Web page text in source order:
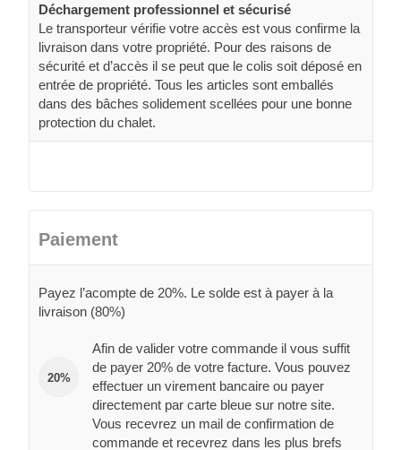
Déchargement professionnel et sécurisé
Le transporteur vérifie votre accès est vous confirme la
livraison dans votre propriété. Pour des raisons de
sécurité et d’accès il se peut que le colis soit déposé en
entrée de propriété. Tous les articles sont emballés
dans des bâches solidement scellées pour une bonne
protection du chalet.
Paiement
Payez l’acompte de 20%. Le solde est à payer à la
livraison (80%)
20%
Afin de valider votre commande il vous suffit
de payer 20% de votre facture. Vous pouvez
effectuer un virement bancaire ou payer
directement par carte bleue sur notre site.
Vous recevrez un mail de confirmation de
commande et recevrez dans les plus brefs